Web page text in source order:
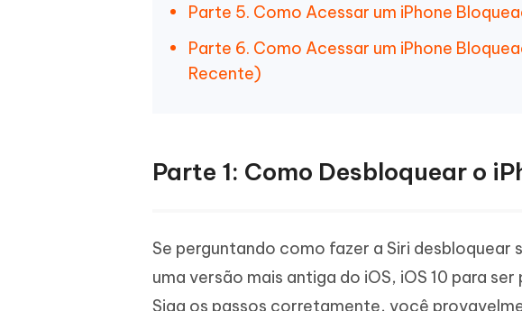
Parte 5. Como Acessar um iPhone
Parte 6. Como Acessar um iPhone
Recente)
Parte 1: Como Desbloquear o
Se perguntando como fazer a Siri desbloquear
uma versão mais antiga do iOS, iOS 10 para
Siga os passos corretamente, você